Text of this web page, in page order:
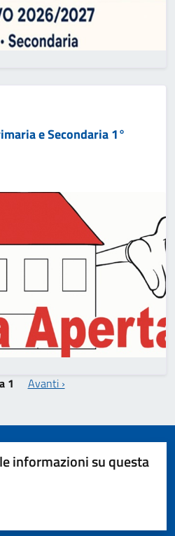
e Secondaria 1°
1 Pagina successiva
Avanti ›
informazioni su questa
su 5
su 5